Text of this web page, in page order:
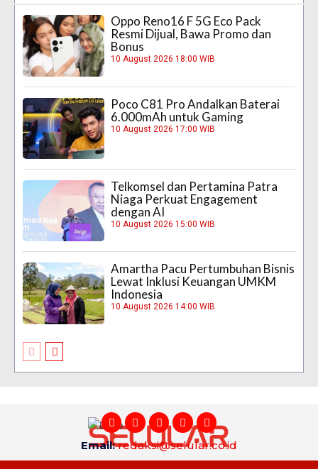
Oppo Reno16 F 5G Eco Pack
Resmi Dijual, Bawa Promo dan
Bonus
10 August 2026 18:00 WIB
Poco C81 Pro Andalkan Baterai
6.000mAh untuk Gaming
10 August 2026 17:00 WIB
Telkomsel dan Pertamina Patra
Niaga Perkuat Engagement
dengan AI
10 August 2026 15:00 WIB
Amartha Pacu Pertumbuhan Bisnis
Lewat Inklusi Keuangan UMKM
Indonesia
10 August 2026 14:00 WIB
Email:redaksi@selular.co.id